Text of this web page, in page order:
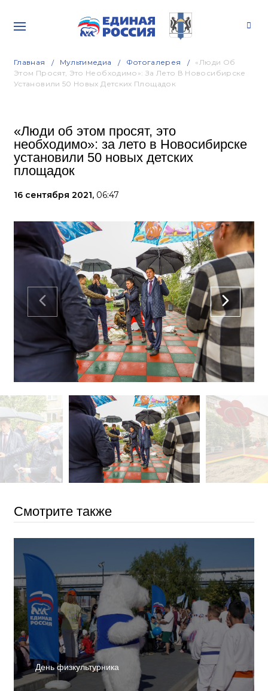
Главная Мультимедиа Фотогалерея
«Люди Об
Этом Просят, Это Необходимо»: За Лето В Новосибирске
Установили 50 Новых Детских Площадок
«Люди об этом просят, это
необходимо»: за лето в Новосибирске
установили 50 новых детских
площадок
16 сентября 2021, 06:47
Смотрите также
День физкультурника